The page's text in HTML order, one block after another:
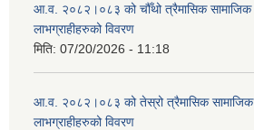
आ.व. २०८२।०८३ को चौँथो त्रैमासिक सामाजिक
लाभग्राहीहरुको विवरण
मिति: 07/20/2026 - 11:18
आ.व. २०८२।०८३ को तेस्रो त्रैमासिक सामाजिक
लाभग्राहीहरुको विवरण